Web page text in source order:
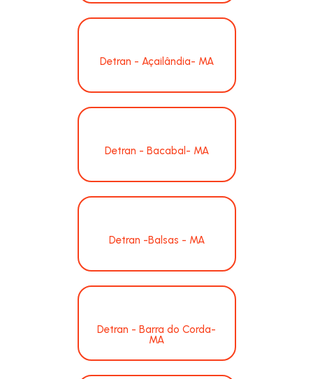
Detran - Açailândia- MA
Detran - Bacabal- MA
Detran -Balsas - MA
Detran - Barra do Corda-
MA